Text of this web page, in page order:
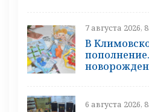
7 августа 2026,
В
6 августа 2026,